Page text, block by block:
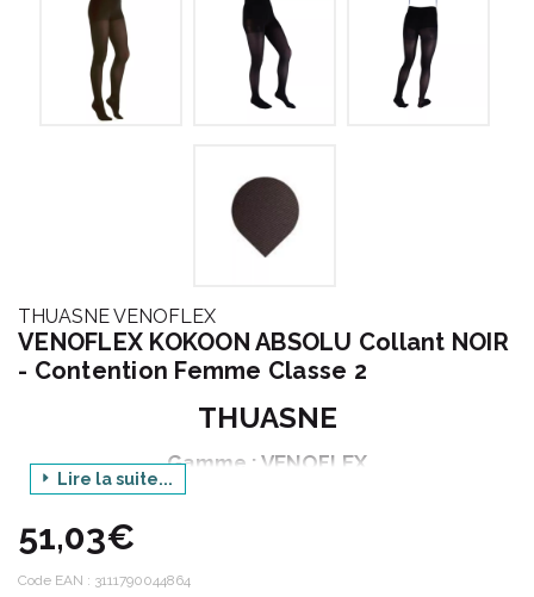
THUASNE VENOFLEX
VENOFLEX KOKOON ABSOLU Collant NOIR
- Contention Femme Classe 2
THUASNE
Gamme : VENOFLEX
Catégorie : CONTENTION FEMME
Déclinaison : COLLANT
Lire la suite...
51,03€
Code EAN : 3111790044864